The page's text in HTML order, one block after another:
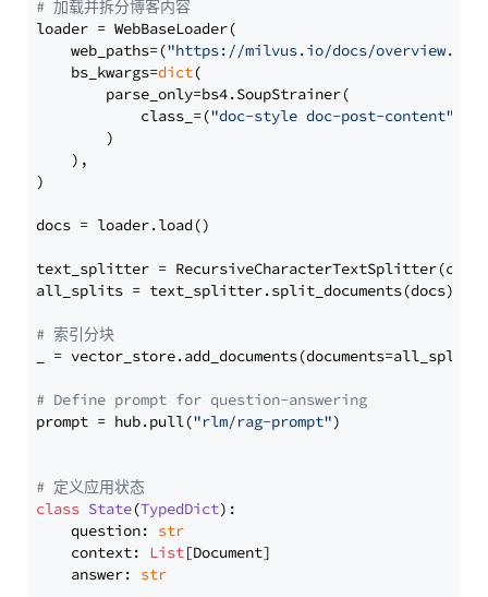
# 加载并拆分博客内容
loader = WebBaseLoader(
    web_paths=(
"https://milvus.io/docs/overview.md"
    bs_kwargs=
dict(
        parse_only=bs4.SoupStrainer(
            class_=(
"doc-style doc-post-content"
        )
    ),
)
docs = loader.load()
text_splitter =
all_splits = text_splitter.split_documents(docs)
# 索引分块
_ = vector_store.add_documents(documents=all_splits)
# Define prompt for question-answering
prompt = hub.pull("rlm/rag-prompt")
# 定义应用状态
class State(TypedDict):
    question:
str
    context:
List[Document]
    answer:
str